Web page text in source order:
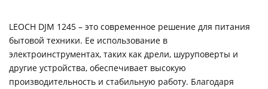
LEOCH DJM 1245 – это современное решение для питания
бытовой техники. Ее использование в
электроинструментах, таких как дрели, шуруповерты и
другие устройства, обеспечивает высокую
производительность и стабильную работу. Благодаря